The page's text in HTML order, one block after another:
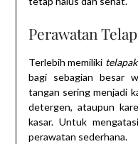
Perawatan
Terlebih memiliki
bagi sebagian besar
tangan sering menjadi
detergen, ataupun
kasar. Untuk
perawatan sederhana.